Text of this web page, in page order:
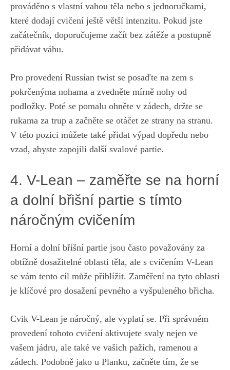
prováděno s vlastní ‌vahou těla nebo s jednoručkami,
které dodají cvičení ​ještě větší intenzitu. Pokud jste
začátečník, doporučujeme začít bez zátěže a postupně ​
přidávat váhu.
Pro provedení Russian twist se posaďte na⁤ zem s
pokrčenýma nohama a zvedněte mírně nohy od
podložky. Poté se pomalu ohněte v zádech,‌ držte se
rukama za trup a začněte se otáčet ze ⁢strany na stranu.
V této pozici ⁤můžete také přidat výpad dopředu nebo
vzad,⁤ abyste zapojili další svalové partie.
4. V-Lean – zaměřte se na horní
a dolní břišní partie s tímto
náročným‍ cvičením
Horní ‍a dolní břišní partie jsou často považovány za
obtížně dosažitelné oblasti těla, ale s cvičením V-Lean
se vám ‍tento cíl může přiblížit. Zaměření⁤ na tyto oblasti
je klíčové pro dosažení pevného a vyšpuleného břicha.
Cvik V-Lean je náročný, ale vyplatí se. Při​ správném
provedení tohoto cvičení aktivujete svaly nejen ve
vašem jádru, ale také ve vašich pažích,⁤ ramenou ‍a
zádech. Podobně jako u Planku, začněte tím, že se